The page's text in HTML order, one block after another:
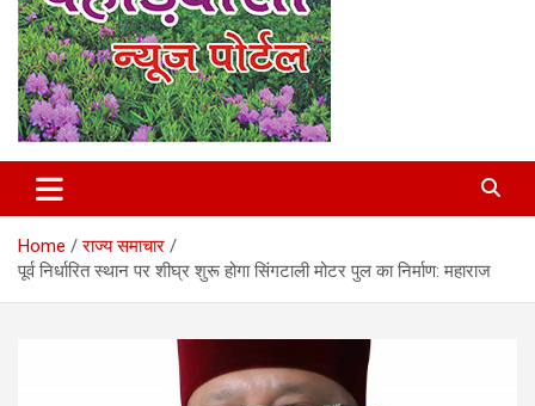
Pahadvasi
Home
राज्य समाचार
पूर्व निर्धारित स्थान पर शीघ्र शुरू होगा सिंगटाली मोटर पुल का निर्माण: महाराज